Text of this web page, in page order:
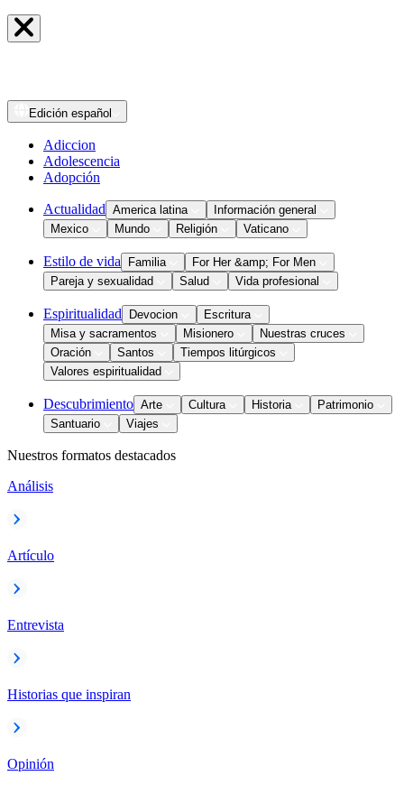
Edición español
Adiccion
Adolescencia
Adopción
Actualidad America latina
Información general
Mexico
Mundo Religión Vaticano
Estilo de vida Familia
For Her &amp; For Men
Pareja y sexualidad
Salud Vida profesional
Espiritualidad Devocion
Escritura
Misa y sacramentos
Misionero
Nuestras cruces
Oración
Santos
Tiempos litúrgicos
Valores espiritualidad
Descubrimiento Arte Cultura Historia
Patrimonio
Santuario
Viajes
Nuestros formatos destacados
Análisis
Artículo
Entrevista
Historias que inspiran
Opinión